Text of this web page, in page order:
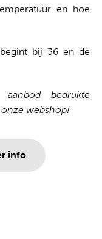
en hoe
bij 36 en de
bedrukte
webshop!
info